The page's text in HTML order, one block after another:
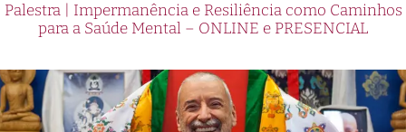
Palestra | Impermanência e Resiliência como Caminhos
para a Saúde Mental – ONLINE e PRESENCIAL